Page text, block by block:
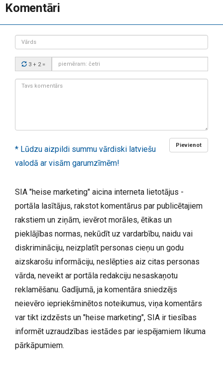
Komentāri
Vārds
Drošības
kods:
3 + 2=
Tavs
Pievienot
* Lūdzu aizpildi summu vārdiski latviešu
valodā ar visām garumzīmēm!
SIA "heise marketing" aicina interneta lietotājus -
portāla lasītājus, rakstot komentārus par publicētajiem
rakstiem un ziņām, ievērot morāles, ētikas un
pieklājības normas, nekūdīt uz vardarbību, naidu vai
diskrimināciju, neizplatīt personas cieņu un godu
aizskarošu informāciju, neslēpties aiz citas personas
vārda, neveikt ar portāla redakciju nesaskaņotu
reklamēšanu. Gadījumā, ja komentāra sniedzējs
neievēro iepriekšminētos noteikumus, viņa komentārs
var tikt izdzēsts un "heise marketing", SIA ir tiesības
informēt uzraudzības iestādes par iespējamiem likuma
pārkāpumiem.